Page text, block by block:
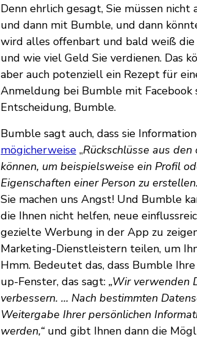
Denn ehrlich gesagt, Sie müssen
und dann mit Bumble, und dann
wird alles offenbart und bald weiß
und wie viel Geld Sie verdienen. Das
aber auch potenziell ein Rezept für
Anmeldung bei Bumble mit Facebook
Entscheidung, Bumble.
Bumble sagt auch, dass sie
mögicherweise „Rückschlüsse aus
können, um beispielsweise ein Profil
Eigenschaften einer Person zu
Sie machen uns Angst! Und Bumble
die Ihnen nicht helfen, neue
gezielte Werbung in der App zu
Marketing-Dienstleistern teilen, um
Hmm. Bedeutet das, dass Bumble
up-Fenster, das sagt: „Wir verwenden
verbessern. … Nach bestimmten
Weitergabe Ihrer persönlichen
werden,“ und gibt Ihnen dann die